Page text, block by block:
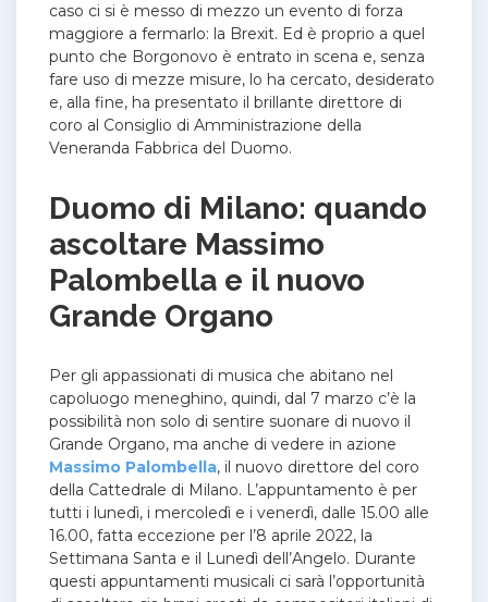
caso ci si è messo di mezzo un evento di forza
maggiore a fermarlo: la Brexit. Ed è proprio a quel
punto che Borgonovo è entrato in scena e, senza
fare uso di mezze misure, lo ha cercato, desiderato
e, alla fine, ha presentato il brillante direttore di
coro al Consiglio di Amministrazione della
Veneranda Fabbrica del Duomo.
Duomo di Milano: quando
ascoltare Massimo
Palombella e il nuovo
Grande Organo
Per gli appassionati di musica che abitano nel
capoluogo meneghino, quindi, dal 7 marzo c’è la
possibilità non solo di sentire suonare di nuovo il
Grande Organo, ma anche di vedere in azione
Massimo Palombella, il nuovo direttore del coro
della Cattedrale di Milano. L’appuntamento è per
tutti i lunedì, i mercoledì e i venerdì, dalle 15.00 alle
16.00, fatta eccezione per l’8 aprile 2022, la
Settimana Santa e il Lunedì dell’Angelo. Durante
questi appuntamenti musicali ci sarà l’opportunità